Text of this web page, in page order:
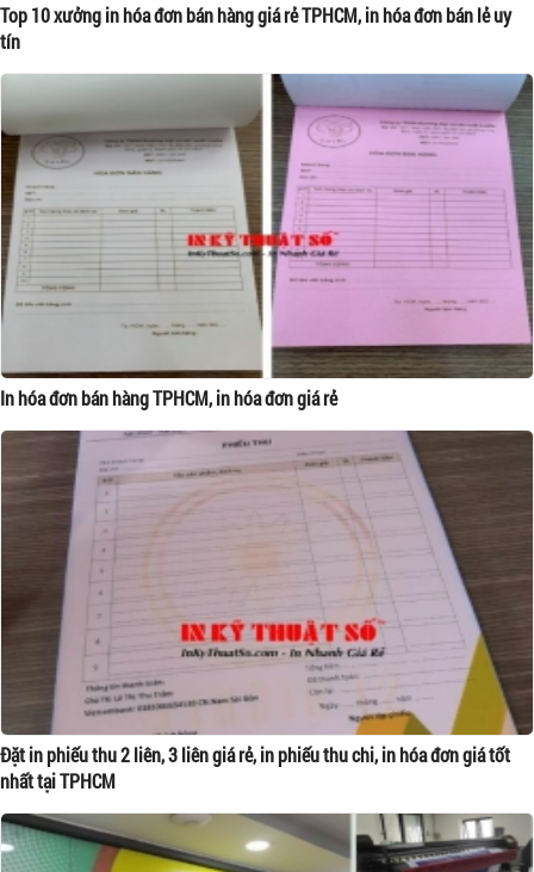
Top 10 xưởng in hóa đơn bán hàng giá rẻ TPHCM, in hóa đơn bán lẻ uy
tín
In hóa đơn bán hàng TPHCM, in hóa đơn giá rẻ
Đặt in phiếu thu 2 liên, 3 liên giá rẻ, in phiếu thu chi, in hóa đơn giá tốt
nhất tại TPHCM